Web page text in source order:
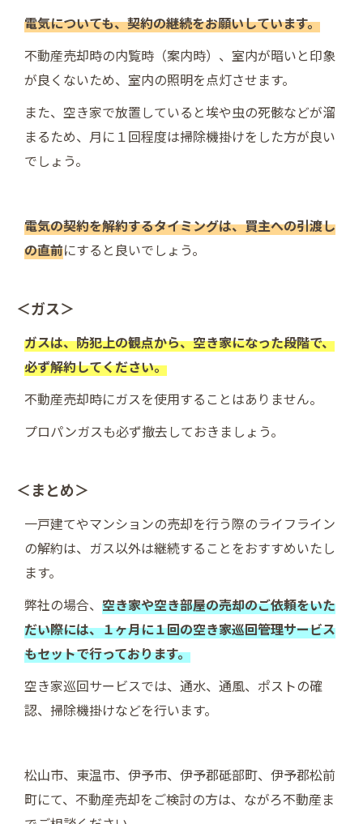
電気についても、契約の継続をお願いしています。
不動産売却時の内覧時（案内時）、室内が暗いと印象
が良くないため、室内の照明を点灯させます。
また、空き家で放置していると埃や虫の死骸などが溜
まるため、月に１回程度は掃除機掛けをした方が良い
でしょう。
電気の契約を解約するタイミングは、買主への引渡し
の直前にすると良いでしょう。
＜ガス＞
ガスは、防犯上の観点から、空き家になった段階で、
必ず解約してください。
不動産売却時にガスを使用することはありません。
プロパンガスも必ず撤去しておきましょう。
＜まとめ＞
一戸建てやマンションの売却を行う際のライフライン
の解約は、ガス以外は継続することをおすすめいたし
ます。
弊社の場合、 空き家や空き部屋の売却のご依頼をいた
だい際には、１ヶ月に１回の空き家巡回管理サービス
もセットで行っております。
空き家巡回サービスでは、通水、通風、ポストの確
認、掃除機掛けなどを行います。
松山市、東温市、伊予市、伊予郡砥部町、伊予郡松前
町にて、不動産売却をご検討の方は、ながろ不動産ま